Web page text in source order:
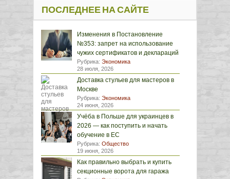
ПОСЛЕДНЕЕ НА САЙТЕ
Изменения в Постановление
№353: запрет на использование
чужих сертификатов и деклараций
Рубрика: Экономика
28 июля, 2026
Доставка стульев для мастеров в
Москве
Рубрика: Экономика
24 июня, 2026
Учёба в Польше для украинцев в
2026 — как поступить и начать
обучение в ЕС
Рубрика: Общество
19 июня, 2026
Как правильно выбрать и купить
секционные ворота для гаража